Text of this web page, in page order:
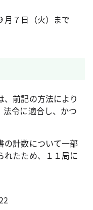
月７日（火）まで
前記の方法により
令に適合し、かつ
の計数について一部
れたため、１１局に